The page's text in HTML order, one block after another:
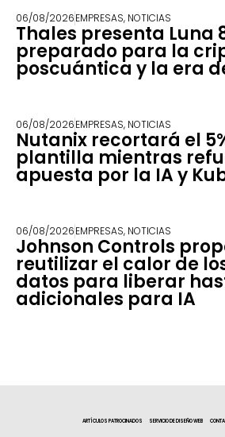
06/08/2026EMPRESAS, NOTICIAS
Thales presenta Luna
preparado para la
poscuántica y la era
06/08/2026EMPRESAS, NOTICIAS
Nutanix recortará el
plantilla mientras
apuesta por la IA y
06/08/2026EMPRESAS, NOTICIAS
Johnson Controls
reutilizar el calor de
datos para liberar
adicionales para IA
ARTÍCULOS PATROCINADOS SERVICIO DE DISEÑO WEB